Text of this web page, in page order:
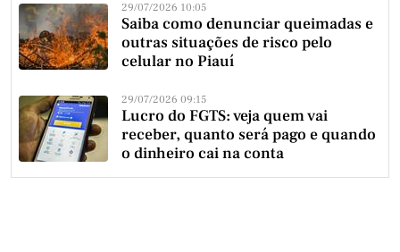
29/07/2026 10:05
Saiba como denunciar queimadas e
outras situações de risco pelo
celular no Piauí
29/07/2026 09:15
Lucro do FGTS: veja quem vai
receber, quanto será pago e quando
o dinheiro cai na conta